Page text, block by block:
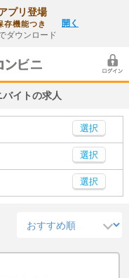
プリ登場
存機能つき
ダウンロード
開く
イトの求人
選択
選択